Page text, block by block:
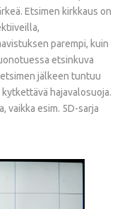
Etsimen kirkkaus on
parempi, kuin
etsinkuva
jälkeen tuntuu
hajavalosuoja.
vaikka esim. 5D-sarja